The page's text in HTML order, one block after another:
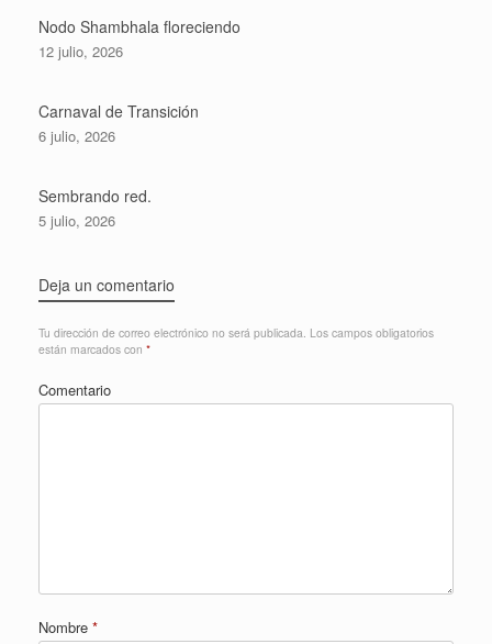
Nodo Shambhala floreciendo
12 julio, 2026
Carnaval de Transición
6 julio, 2026
Sembrando red.
5 julio, 2026
Deja un comentario
Tu dirección de correo electrónico no será publicada. Los campos obligatorios
están marcados con *
Comentario
Nombre *